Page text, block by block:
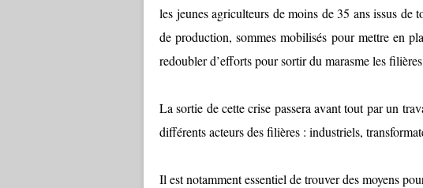
les jeunes agriculteurs de moins de 35 ans issus de
de production, sommes mobilisés pour mettre en
redoubler d’efforts pour sortir du marasme les
La sortie de cette crise passera avant tout par un
différents acteurs des filières : industriels,
Il est notamment essentiel de trouver des moyens